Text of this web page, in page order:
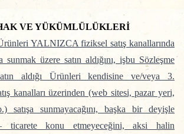
VE YÜKÜMLÜLÜKLERİ
YALNIZCA fiziksel satış kanallarında
sunmak üzere satın aldığını, işbu Sözleşme
aldığı Ürünleri kendisine ve/veya 3.
kanalları üzerinden (web sitesi, pazar yeri,
satışa sunmayacağını, başka bir deyişle
konu etmeyeceğini, aksi halin